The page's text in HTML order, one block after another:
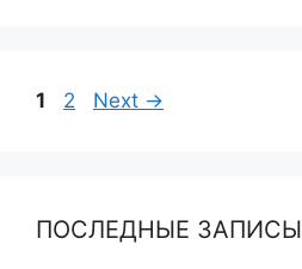
Page
1 Page
2 Next →
ПОСЛЕДНЫЕ ЗАПИСЫ